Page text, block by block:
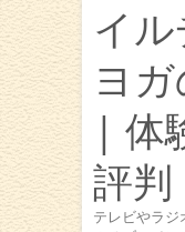
イ
ヨ
| 体
評判
テレビやラジ